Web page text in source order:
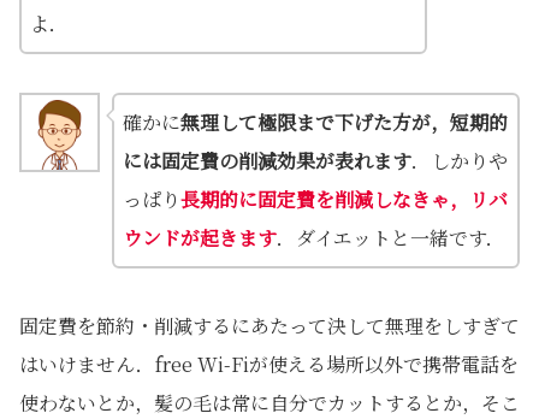
よ．
確かに無理して極限まで下げた方が，短期的
には固定費の削減効果が表れます．しかりや
っぱり長期的に固定費を削減しなきゃ，リバ
ウンドが起きます．ダイエットと一緒です．
固定費を節約・削減するにあたって決して無理をしすぎて
はいけません．free Wi-Fiが使える場所以外で携帯電話を
使わないとか，髪の毛は常に自分でカットするとか，そこ